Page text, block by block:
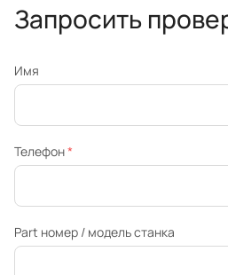
Запросить
Имя
Телефон*
Part номер / модель станка